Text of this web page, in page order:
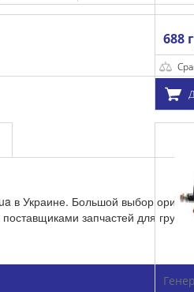
в Украине. Большой выбор
запчастей для
В
Добавить в корзину
Генератор JAC 1020